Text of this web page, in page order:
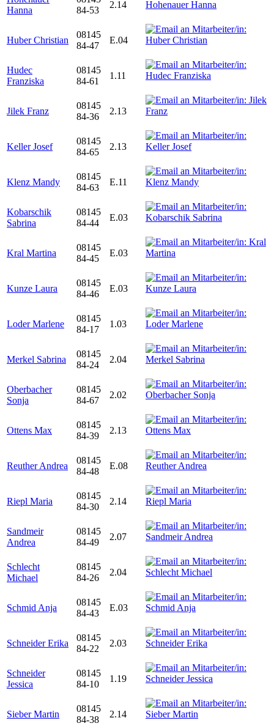
Hanna
84-53
2.14
Huber Christian
08145
84-47
E.04
Hudec
Franziska
08145
84-61
1.11
Jilek Franz
08145
84-36
2.13
Keller Josef
08145
84-65
2.13
Klenz Mandy
08145
84-63
E.11
Kobarschik
Sabrina
08145
84-44
E.03
Kral Martina
08145
84-45
E.03
Kunze Laura
08145
84-46
E.03
Loder Marlene
08145
84-17
1.03
Merkel Sabrina
08145
84-24
2.04
Oberbacher
Sonja
08145
84-67
2.02
Ottens Max
08145
84-39
2.13
Reuther Andrea
08145
84-48
E.08
Riepl Maria
08145
84-30
2.14
Sandmeir
Andrea
08145
84-49
2.07
Schlecht
Michael
08145
84-26
2.04
Schmid Anja
08145
84-43
E.03
Schneider Erika
08145
84-22
2.03
Schneider
Jessica
08145
84-10
1.19
Sieber Martin
08145
84-38
2.14